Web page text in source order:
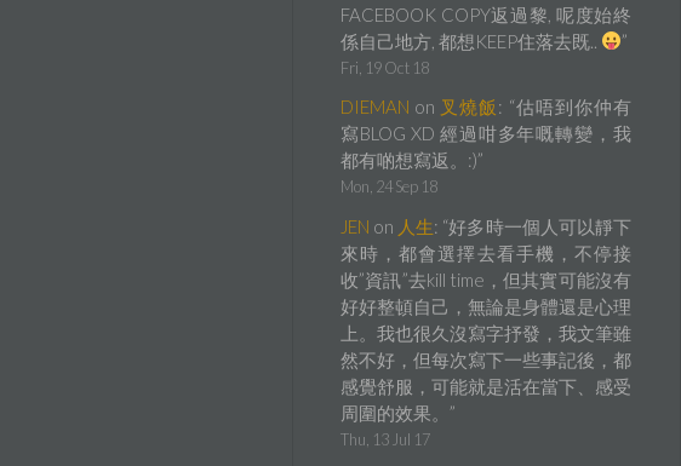
FACEBOOK COPY返過黎, 呢度始終
係自己地方, 都想KEEP住落去既..
”
Fri, 19 Oct 18
DIEMAN on 叉燒飯 : “估唔到你仲有
寫BLOG XD 經過咁多年嘅轉變，我
都有啲想寫返。:)”
Mon, 24 Sep 18
JEN on 人生: “好多時一個人可以靜下
來時，都會選擇去看手機，不停接
收”資訊”去kill time，但其實可能沒有
好好整頓自己，無論是身體還是心理
上。我也很久沒寫字抒發，我文筆雖
然不好，但每次寫下一些事記後，都
感覺舒服，可能就是活在當下、感受
周圍的效果。 ”
Thu, 13 Jul 17